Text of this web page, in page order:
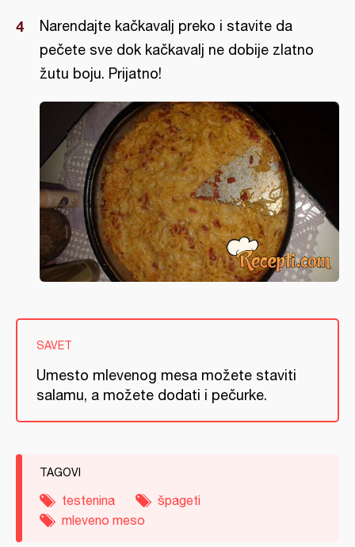
Narendajte kačkavalj preko i stavite da
pečete sve dok kačkavalj ne dobije zlatno
žutu boju. Prijatno!
SAVET
Umesto mlevenog mesa možete staviti
salamu, a možete dodati i pečurke.
TAGOVI
testenina
špageti
mleveno meso